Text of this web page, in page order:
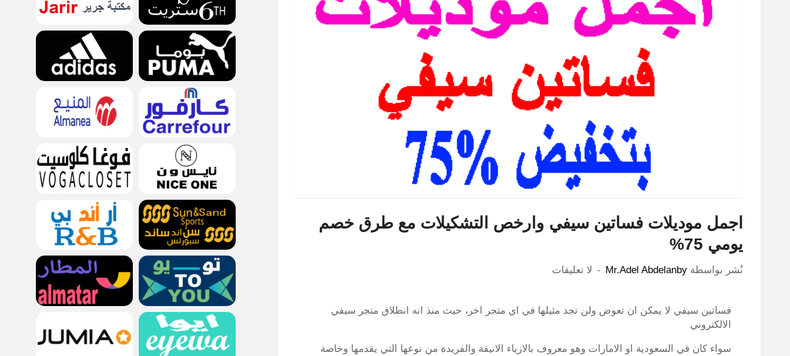
اجمل موديلات فساتين سيفي وارخص التشكيلات مع طرق خصم
يومي 75%
نٌشر بواسطة Mr.Adel Abdelanby لا تعليقات
فساتين سيفي لا يمكن ان تعوض ولن تجد مثيلها في اي متجر اخر، حيث منذ انه انطلاق متجر سيفي
الالكتروني
سواء كان في السعودية او الامارات وهو معروف بالازياء الانيقة والفريدة من نوعها التي يقدمها وخاصة